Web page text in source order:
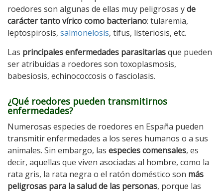
roedores son algunas de ellas muy peligrosas yde
carácter tanto vírico como bacteriano: tularemia,
leptospirosis, salmonelosis, tifus, listeriosis, etc.
Las principales enfermedades parasitariasque pueden
ser atribuidas a roedores son toxoplasmosis,
babesiosis, echinococcosis o fasciolasis.
¿Qué roedores pueden transmitirnos
enfermedades?
Numerosas especies de roedores en España pueden
transmitir enfermedades a los seres humanos o a sus
animales. Sin embargo, las especies comensales, es
decir, aquellas que viven asociadas al hombre, como la
rata gris, la rata negra o el ratón doméstico son más
peligrosas para la salud de las personas, porque las